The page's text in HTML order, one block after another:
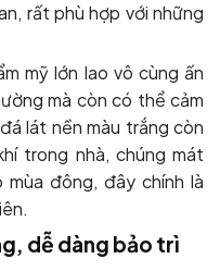
rất phù hợp với những
mỹ lớn lao vô cùng ấn
mà còn có thể cảm
lát nền màu trắng còn
trong nhà, chúng mát
mùa đông, đây chính là
dễ dàng bảo trì